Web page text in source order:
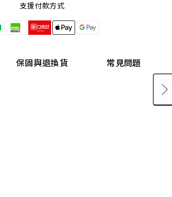
支援付款方式
保固與退換貨 常見問題